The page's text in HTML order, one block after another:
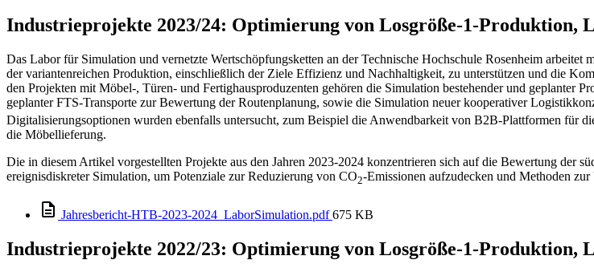
Industrieprojekte 2023/24: Optimierung von Losgröße-1-Produktion,
Das Labor für Simulation und vernetzte Wertschöpfungsketten an der Technische Hochschule Rosenheim
der variantenreichen Produktion, einschließlich der Ziele Effizienz und Nachhaltigkeit, zu unterstützen und die
den Projekten mit Möbel-, Türen- und Fertighausproduzenten gehören die Simulation bestehender und geplanter
geplanter FTS-Transporte zur Bewertung der Routenplanung, sowie die Simulation neuer kooperativer
Digitalisierungsoptionen wurden ebenfalls untersucht, zum Beispiel die Anwendbarkeit von B2B-Plattformen
die Möbellieferung.
Die in diesem Artikel vorgestellten Projekte aus den Jahren 2023-2024 konzentrieren sich auf die Bewertung der
ereignisdiskreter Simulation, um Potenziale zur Reduzierung von CO2-Emissionen aufzudecken und Methoden
Jahresbericht-HTB-2023-2024_LaborSimulation.pdf 675 KB
Industrieprojekte 2022/23: Optimierung von Losgröße-1-Produktion,